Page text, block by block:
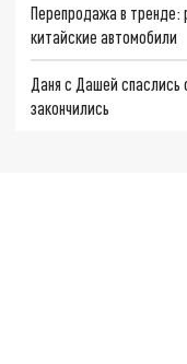
Перепродажа в тренде:
китайские автомобили
Даня с Дашей спаслись
закончились